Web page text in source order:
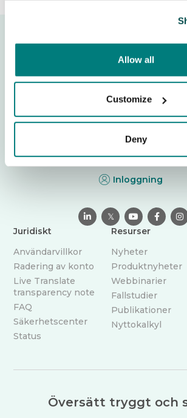
Allow all
Customize
Deny
Kämpar du med att kommunicera med
talar ett annat språk? Care to
kommunicera säkert på över 130
språkbarriärer idag - var än
Inloggning
 𝕏   
Juridiskt
Användarvillkor
Radering av konto
Live Translate
transparency note
FAQ
Säkerhetscenter
Status
Resurser
Nyheter
Produktnyheter
Webbinarier
Fallstudier
Publikationer
Nyttokalkyl
Översätt tryggt och